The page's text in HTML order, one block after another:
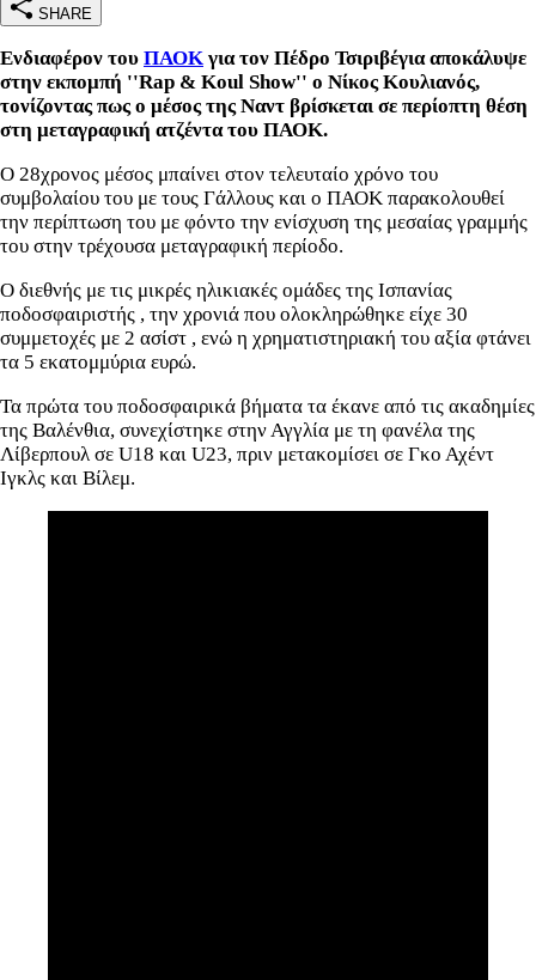
SHARE
Ενδιαφέρον του ΠΑΟΚ για τον Πέδρο Τσιριβέγια αποκάλυψε
στην εκπομπή ''Rap & Koul Show'' ο Νίκος Κουλιανός,
τονίζοντας πως ο μέσος της Ναντ βρίσκεται σε περίοπτη θέση
στη μεταγραφική ατζέντα του ΠΑΟΚ.
Ο 28χρονος μέσος μπαίνει στον τελευταίο χρόνο του
συμβολαίου του με τους Γάλλους και ο ΠΑΟΚ παρακολουθεί
την περίπτωση του με φόντο την ενίσχυση της μεσαίας γραμμής
του στην τρέχουσα μεταγραφική περίοδο.
Ο διεθνής με τις μικρές ηλικιακές ομάδες της Ισπανίας
ποδοσφαιριστής , την χρονιά που ολοκληρώθηκε είχε 30
συμμετοχές με 2 ασίστ , ενώ η χρηματιστηριακή του αξία φτάνει
τα 5 εκατομμύρια ευρώ.
Τα πρώτα του ποδοσφαιρικά βήματα τα έκανε από τις ακαδημίες
της Βαλένθια, συνεχίστηκε στην Αγγλία με τη φανέλα της
Λίβερπουλ σε U18 και U23, πριν μετακομίσει σε Γκο Αχέντ
Ιγκλς και Βίλεμ.